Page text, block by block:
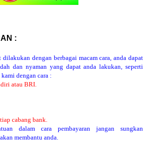
:
dilakukan dengan berbagai macam cara, anda dapat
dan nyaman yang dapat anda lakukan, seperti
dengan cara :
atau BRI.
cabang bank.
dalam cara pembayaran jangan sungkan
membantu anda.